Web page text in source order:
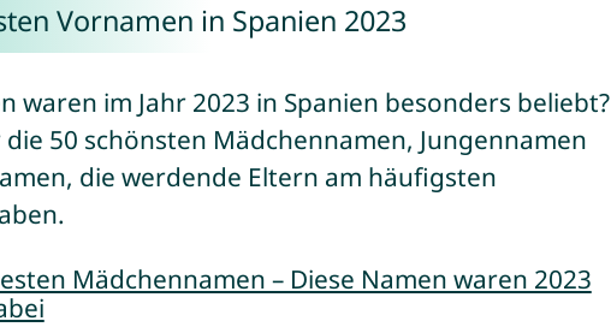
Vornamen in Spanien 2023
waren im Jahr 2023 in Spanien besonders beliebt?
50 schönsten Mädchennamen, Jungennamen
die werdende Eltern am häufigsten
Mädchennamen – Diese Namen waren 2023